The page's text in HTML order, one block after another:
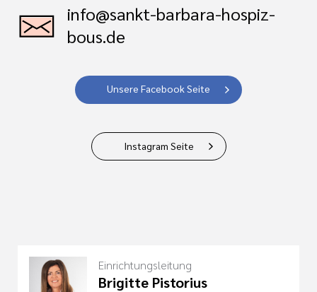
info@sankt-barbara-hospiz-
bous.de
Unsere Facebook Seite
Instagram Seite
Einrichtungsleitung
Brigitte Pistorius